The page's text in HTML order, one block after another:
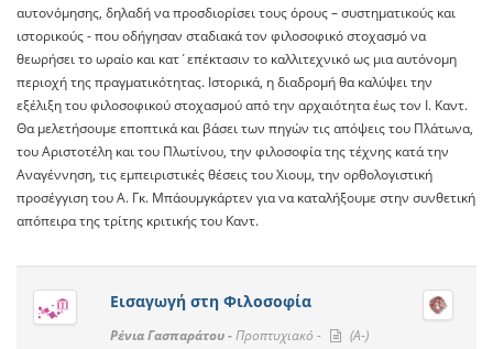
αυτονόμησης, δηλαδή να προσδιορίσει τους όρους – συστηματικούς και
ιστορικούς - που οδήγησαν σταδιακά τον φιλοσοφικό στοχασμό να
θεωρήσει το ωραίο και κατ΄επέκτασιν το καλλιτεχνικό ως μια αυτόνομη
περιοχή της πραγματικότητας. Ιστορικά, η διαδρομή θα καλύψει την
εξέλιξη του φιλοσοφικού στοχασμού από την αρχαιότητα έως τον Ι. Καντ.
Θα μελετήσουμε εποπτικά και βάσει των πηγών τις απόψεις του Πλάτωνα,
του Αριστοτέλη και του Πλωτίνου, την φιλοσοφία της τέχνης κατά την
Αναγέννηση, τις εμπειριστικές θέσεις του Χιουμ, την ορθολογιστική
προσέγγιση του Α. Γκ. Μπάουμγκάρτεν για να καταλήξουμε στην συνθετική
απόπειρα της τρίτης κριτικής του Καντ.
Εισαγωγή στη Φιλοσοφία
Ρένια Γασπαράτου -Προπτυχιακό -
(A-)